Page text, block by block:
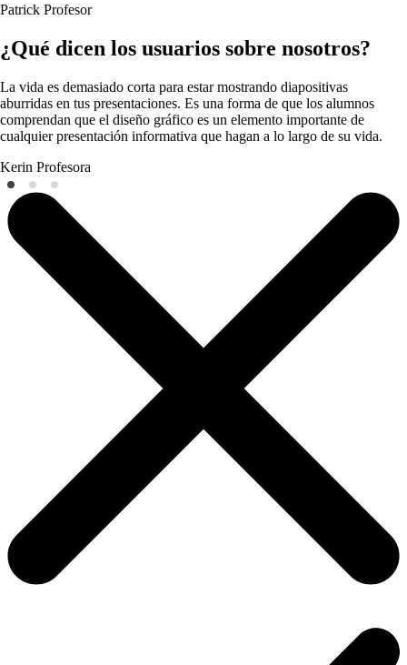
Patrick Profesor
¿Qué dicen los usuarios sobre nosotros?
La vida es demasiado corta para estar mostrando diapositivas
aburridas en tus presentaciones. Es una forma de que los alumnos
comprendan que el diseño gráfico es un elemento importante de
cualquier presentación informativa que hagan a lo largo de su vida.
Kerin Profesora